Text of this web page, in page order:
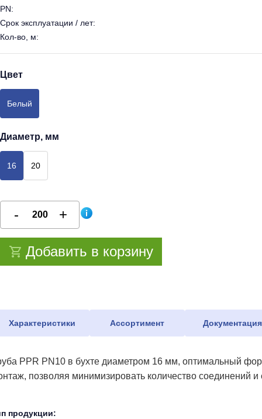
PN:
Срок эксплуатации / лет:
Кол-во, м:
Цвет
Белый
Диаметр, мм
16 20
Добавить в корзину
Характеристики Ассортимент Документация
PPR PN10 в бухте диаметром 16 мм, оптимальный
позволяя минимизировать количество соединений и
продукции: